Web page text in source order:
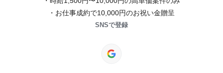
・お仕事成約で10,000円のお祝い金贈呈
SNSで登録